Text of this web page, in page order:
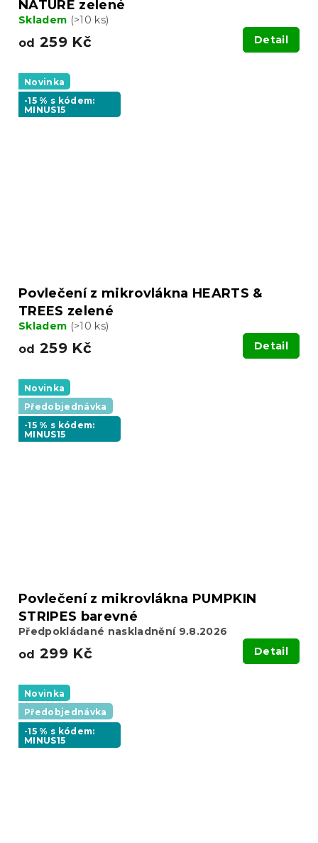
NATURE zelené
Skladem (>10 ks)
od 259 Kč Detail
Novinka
-15 % s kódem:
MINUS15
Povlečení z mikrovlákna HEARTS &
TREES zelené
Skladem (>10 ks)
od 259 Kč Detail
Novinka
Předobjednávka
-15 % s kódem:
MINUS15
Povlečení z mikrovlákna PUMPKIN
STRIPES barevné
Předpokládané naskladnění 9.8.2026
od 299 Kč Detail
Novinka
Předobjednávka
-15 % s kódem:
MINUS15